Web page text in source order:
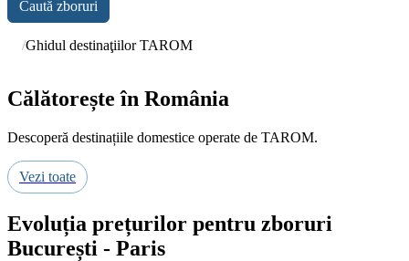
Caută zboruri
/Ghidul destinaţiilor TAROM
Călătorește în România
Descoperă destinațiile domestice operate de TAROM.
Vezi toate
Evoluția prețurilor pentru zboruri
București - Paris